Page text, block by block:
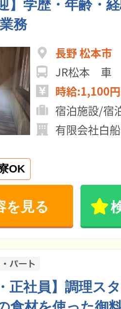
】学歴・年齢・
務
長野 松本市
JR松本 車
時給:1,100
宿泊施設/宿
有限会社白
OK
を見る
正社員】調理ス